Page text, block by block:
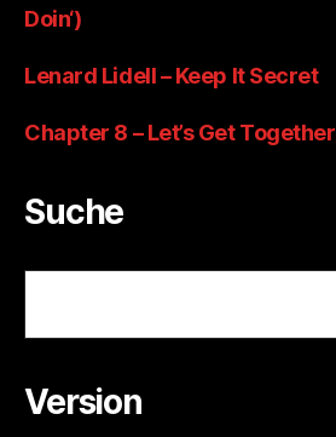
Doin‘)
Lenard Lidell – Keep It Secret
Chapter 8 – Let’s Get Together
Suche
Version